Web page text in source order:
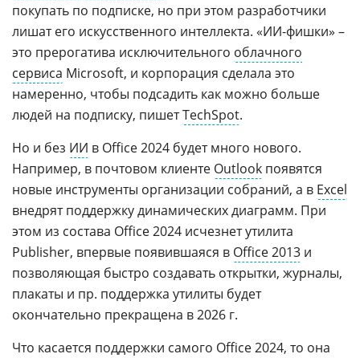
покупать по подписке, но при этом разработчики
лишат его искусственного интеллекта. «ИИ-фишки» –
это прерогатива исключительного облачного
сервиса Microsoft, и корпорация сделала это
намеренно, чтобы подсадить как можно больше
людей на подписку, пишетTechSpot.
Но и без ИИ в Office 2024 будет много нового.
Например, в почтовом клиенте Outlook появятся
новые инструменты организации собраний, а в Excel
внедрят поддержку динамических диаграмм. При
этом из состава Office 2024 исчезнет утилита
Publisher, впервые появившаяся в Office 2013 и
позволяющая быстро создавать открытки, журналы,
плакаты и пр. поддержка утилиты будет
окончательно прекращена в 2026 г.
Что касается поддержки самого Office 2024, то она